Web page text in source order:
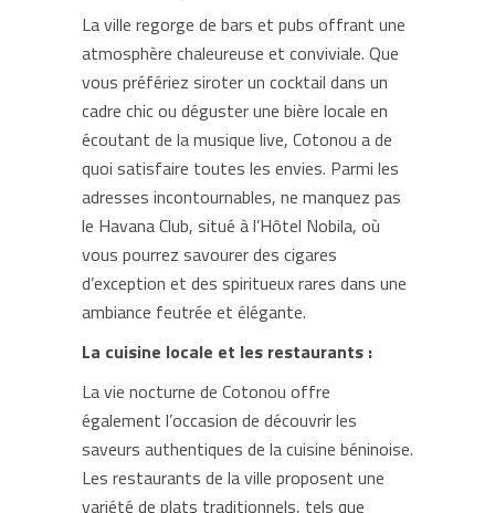
La ville regorge de bars et pubs offrant une
atmosphère chaleureuse et conviviale. Que
vous préfériez siroter un cocktail dans un
cadre chic ou déguster une bière locale en
écoutant de la musique live, Cotonou a de
quoi satisfaire toutes les envies. Parmi les
adresses incontournables, ne manquez pas
le Havana Club, situé à l’Hôtel Nobila, où
vous pourrez savourer des cigares
d’exception et des spiritueux rares dans une
ambiance feutrée et élégante.
La cuisine locale et les restaurants :
La vie nocturne de Cotonou offre
également l’occasion de découvrir les
saveurs authentiques de la cuisine béninoise.
Les restaurants de la ville proposent une
variété de plats traditionnels, tels que